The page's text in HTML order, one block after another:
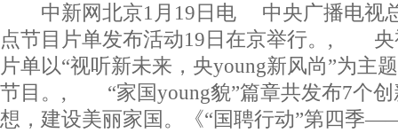
中新网北京1月19日电 中央广播电视总
点节目片单发布活动19日在京举行。, 央
片单以“视听新未来，央young新风尚”为主
节目。, “家国young貌”篇章共发布7个创
想，建设美丽家国。《“国聘行动”第四季